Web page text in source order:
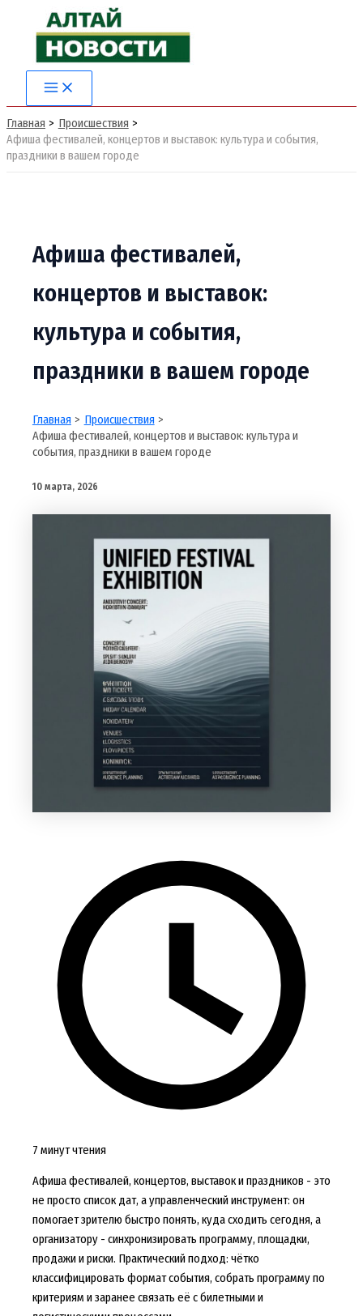
содержимому
Main
Menu
Главная
Происшествия
Афиша фестивалей, концертов и выставок: культура и события,
праздники в вашем городе
Афиша фестивалей,
концертов и выставок:
культура и события,
праздники в вашем городе
Главная
Происшествия
Афиша фестивалей, концертов и выставок: культура и
события, праздники в вашем городе
10 марта, 2026
7 минут чтения
Афиша фестивалей, концертов, выставок и праздников - это
не просто список дат, а управленческий инструмент: он
помогает зрителю быстро понять, куда сходить сегодня, а
организатору - синхронизировать программу, площадки,
продажи и риски. Практический подход: чётко
классифицировать формат события, собрать программу по
критериям и заранее связать её с билетными и